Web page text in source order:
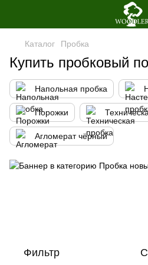
Каталог Пробка
Купить пробковый
Напольная пробка
Порожки
Агломерат чёрный
Фильтр